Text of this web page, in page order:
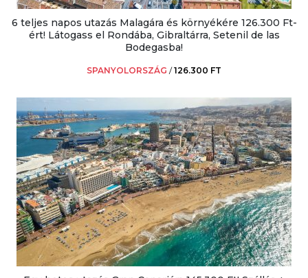
6 teljes napos utazás Malagára és környékére 126.300 Ft-
ért! Látogass el Rondába, Gibraltárra, Setenil de las
Bodegasba!
SPANYOLORSZÁG /126.300 FT